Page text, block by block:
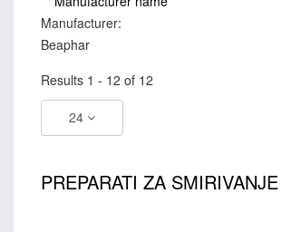
Manufacturer:
Beaphar
Results 1 - 12 of 12
24
PREPARATI ZA SMIRIVANJE